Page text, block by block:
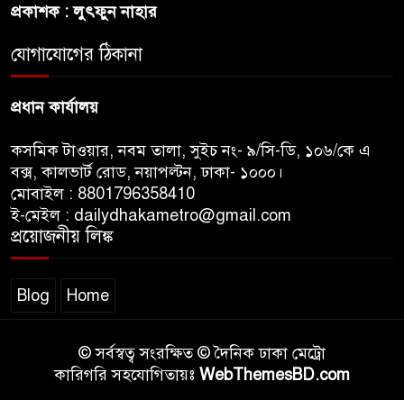
প্রকাশক : লুৎফুন নাহার
যোগাযোগের ঠিকানা
প্রধান কার্যালয়
কসমিক টাওয়ার, নবম তালা, সুইচ নং- ৯/সি-ডি, ১০৬/কে এ
বক্স, কালভার্ট রোড, নয়াপল্টন, ঢাকা- ১০০০।
মোবাইল : 8801796358410
ই-মেইল : dailydhakametro@gmail.com
প্রয়োজনীয় লিঙ্ক
Blog Home
© সর্বস্বত্ব সংরক্ষিত © দৈনিক ঢাকা মেট্রো
কারিগরি সহযোগিতায়ঃ WebThemesBD.com